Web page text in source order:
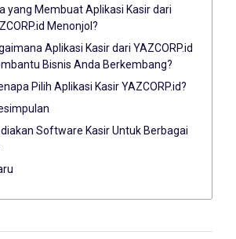
yang Membuat Aplikasi Kasir dari
Menonjol?
Aplikasi Kasir dari YAZCORP.id
Bisnis Anda Berkembang?
Pilih Aplikasi Kasir YAZCORP.id?
Software Kasir Untuk Berbagai